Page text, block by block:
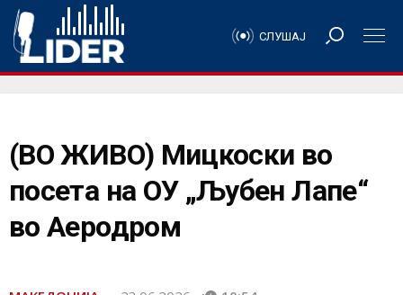
СЛУШАЈ
(ВО ЖИВО) Мицкоски во
посета на ОУ „Љубен Лапе“
во Аеродром